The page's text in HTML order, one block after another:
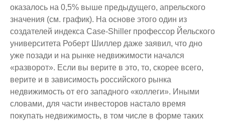
оказалось на 0,5% выше предыдущего, апрельского
значения (см. график). На основе этого один из
создателей индекса Case-Shiller профессор Йельского
университета Роберт Шиллер даже заявил, что дно
уже позади и на рынке недвижимости начался
«разворот». Если вы верите в это, то, скорее всего,
верите и в зависимость российского рынка
недвижимость от его западного «коллеги». Иными
словами, для части инвесторов настало время
покупать недвижимость, в том числе в форме таких